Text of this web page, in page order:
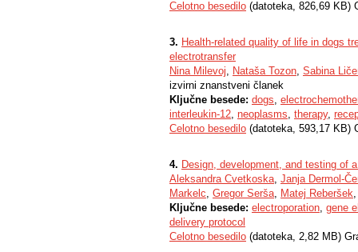
Celotno besedilo (datoteka, 826,69 KB)
3. Health-related quality of life in dogs
electrotransfer
Nina Milevoj, Nataša Tozon, Sabina
izvirni znanstveni članek
Ključne besede: dogs,
interleukin-12, neoplasms, therapy,
Celotno besedilo (datoteka, 593,17 KB)
4. Design, development, and testing of
Aleksandra Cvetkoska, Janja Dermol-
Markelc, Gregor Serša, Matej Reberšek
Ključne besede: electroporation, gene
delivery protocol
Celotno besedilo (datoteka, 2,82 MB)